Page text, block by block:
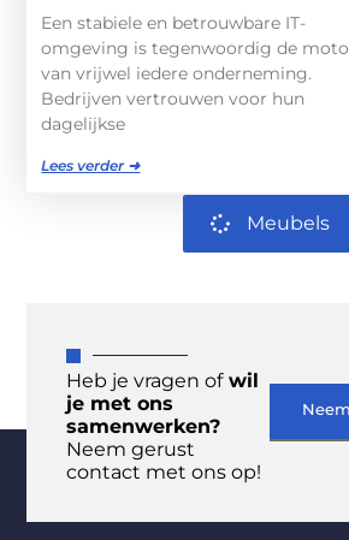
Een stabiele en betrouwbare IT-
omgeving is tegenwoordig de
van vrijwel iedere onderneming.
Bedrijven vertrouwen voor hun
dagelijkse
Lees verder ➜
Meubels
Heb je vragen ofwil
je met ons
samenwerken?
Neem gerust
contact met ons op!